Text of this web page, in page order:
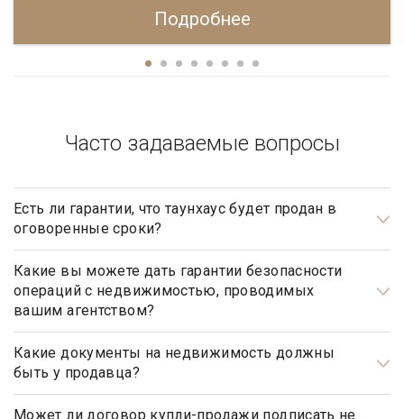
Подробнее
Часто задаваемые вопросы
Есть ли гарантии, что таунхаус будет продан в
оговоренные сроки?
Да, агентство элитной недвижимости «Garda Estate»
гарантирует, что таунхаус будет продан в оговоренные
сроки, при условии, что Клиент принимает рекомендации,
данные ему риэлтором агентства, при определении ценовой
политики, обусловленной ситуацией на рынке
недвижимости, и не станет выставлять на продажу объекты
по завышенной цене.
Какие вы можете дать гарантии безопасности
операций с недвижимостью, проводимых
вашим агентством?
Наше агентство элитной недвижимости осуществляет
полный контроль над каждым шагом сделки, оказывает
полное юридическое сопровождение на всех этапах
сотрудничества, что гарантирует вашу безопасность и
«чистоту» сделки.
Какие документы на недвижимость должны
быть у продавца?
Документами, подтверждающими право собственности
продавца, являются: свидетельство о государственной
Может ли договор купли-продажи подписать не